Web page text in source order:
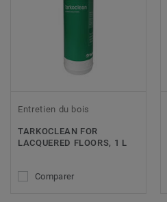
Entretien du bois
TARKOCLEAN FOR
LACQUERED FLOORS, 1 L
Comparer